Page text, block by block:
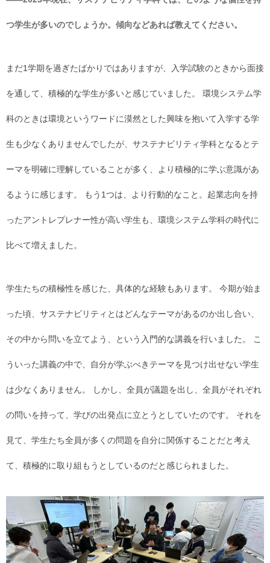
つ学生が多いのでしょうか。傾向などあれば教えてください。
まだ1学期を過ぎたばかりではありますが、入学試験のときから面接
を通して、積極的な学生が多いと感じていました。 環境システム学
科のときは環境というワードに漠然とした興味を抱いて入学する学
生も少なくありませんでしたが、サステナビリティ学科となるとテ
ーマを明確に理解していることが多く、より積極的に学ぶ意識があ
るように感じます。 もう1つは、より行動的なこと。起業志向を持
ったアントレプレナー性が高い学生も、環境システム学科の時代に
比べて増えました。
学生たちの積極性を感じた、具体的な経験もあります。 今期が始ま
った頃、サステナビリティとはどんなテーマがあるのか出し合い、
その中から問いを立てよう、という入門的な講義を行いました。 こ
ういった講義の中で、自分が学ぶべきテーマを見つけ出せない学生
は少なくありません。 しかし、全員が議題を出し、全員がそれぞれ
の問いを持って、学びの出発点に立とうとしていたのです。 それを
見て、学生たち全員が多くの問題を自分に関係することだと考え
て、積極的に取り組もうとしているのだと感じられました。